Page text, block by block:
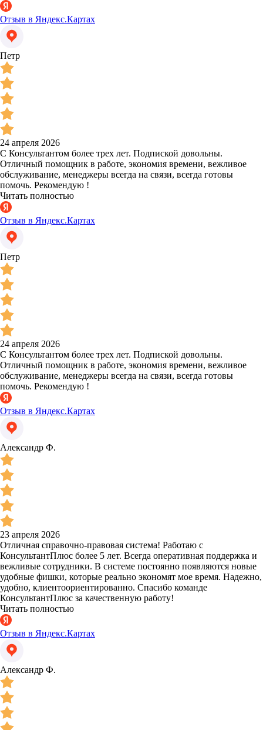
Отзыв в Яндекс.Картах
Петр
24 апреля 2026
С Консультантом более трех лет. Подпиской довольны.
Отличный помощник в работе, экономия времени, вежливое
обслуживание, менеджеры всегда на связи, всегда готовы
помочь. Рекомендую !
Читать полностью
Отзыв в Яндекс.Картах
Петр
24 апреля 2026
С Консультантом более трех лет. Подпиской довольны.
Отличный помощник в работе, экономия времени, вежливое
обслуживание, менеджеры всегда на связи, всегда готовы
помочь. Рекомендую !
Отзыв в Яндекс.Картах
Александр Ф.
23 апреля 2026
Отличная справочно-правовая система! Работаю с
КонсультантПлюс более 5 лет. Всегда оперативная поддержка и
вежливые сотрудники. В системе постоянно появляются новые
удобные фишки, которые реально экономят мое время. Надежно,
удобно, клиентоориентированно. Спасибо команде
КонсультантПлюс за качественную работу!
Читать полностью
Отзыв в Яндекс.Картах
Александр Ф.